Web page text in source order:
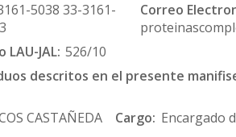
5038 33-3161-
Correo
JAL: 526/10
descritos en el presente
CASTAÑEDA Cargo: Encargado